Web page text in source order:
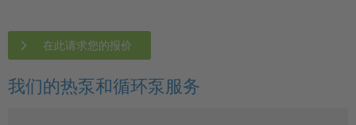
在此请求您的报价
我们的热泵和循环泵服务